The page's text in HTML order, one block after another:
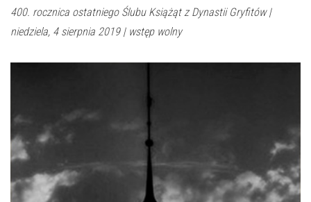
400. rocznica ostatniego Ślubu Książąt z Dynastii Gryfitów |
niedziela, 4 sierpnia 2019 | wstęp wolny